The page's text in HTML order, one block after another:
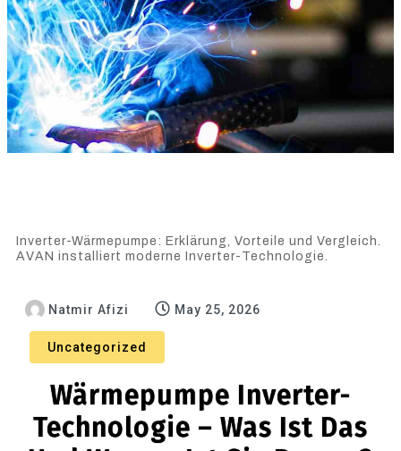
Inverter-Wärmepumpe: Erklärung, Vorteile und Vergleich.
AVAN installiert moderne Inverter-Technologie.
Natmir Afizi May 25, 2026
Uncategorized
Wärmepumpe Inverter-
Technologie – Was Ist Das